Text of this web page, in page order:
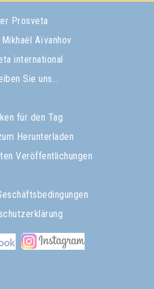
Prosveta
Aïvanhov
international
Sie uns…
für den Tag
Herunterladen
Veröffentlichungen